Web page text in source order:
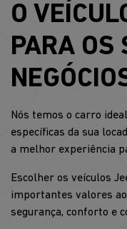
O
PARA OS
Nós temos o carro
específicas da sua
a melhor experiência
Escolher os veículos
importantes valores ao
segurança, conforto e